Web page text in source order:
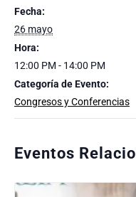
Fecha:
26 mayo
Hora:
12:00 PM - 14:00 PM
Categoría de Evento:
Congresos y Conferencias
Eventos